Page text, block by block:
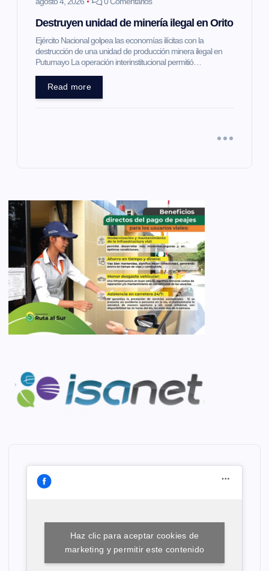
Destruyen unidad de minería ilegal en Orito
Ejército Nacional golpea las economías ilícitas con la
destrucción de una unidad de producción minera ilegal en
Putumayo La operación interinstitucional permitió…
Read more
Haz clic para aceptar cookies de
marketing y permitir este contenido